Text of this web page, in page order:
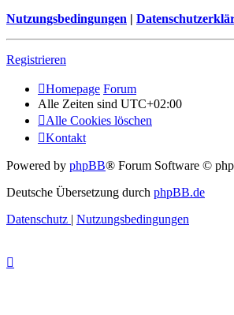
Nutzungsbedingungen |
Registrieren
Homepage Forum
Alle Zeiten sind UTC+02:00
Alle Cookies löschen
Kontakt
Powered by phpBB® Forum Software ©
Deutsche Übersetzung durch phpBB.de
Datenschutz | Nutzungsbedingungen